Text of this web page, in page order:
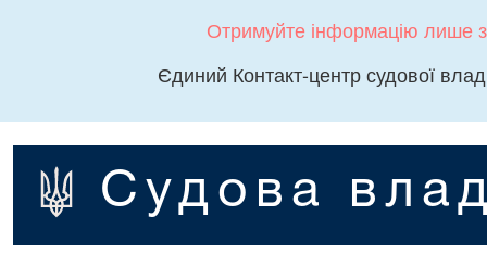
Отримуйте інформацію лише
Єдиний Контакт-центр судової
Судова